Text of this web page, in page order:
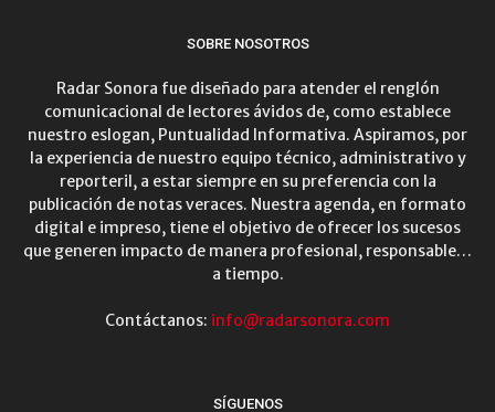
SOBRE NOSOTROS
Radar Sonora fue diseñado para atender el renglón
comunicacional de lectores ávidos de, como establece
nuestro eslogan, Puntualidad Informativa. Aspiramos, por
la experiencia de nuestro equipo técnico, administrativo y
reporteril, a estar siempre en su preferencia con la
publicación de notas veraces. Nuestra agenda, en formato
digital e impreso, tiene el objetivo de ofrecer los sucesos
que generen impacto de manera profesional, responsable…
a tiempo.
Contáctanos: info@radarsonora.com
SÍGUENOS